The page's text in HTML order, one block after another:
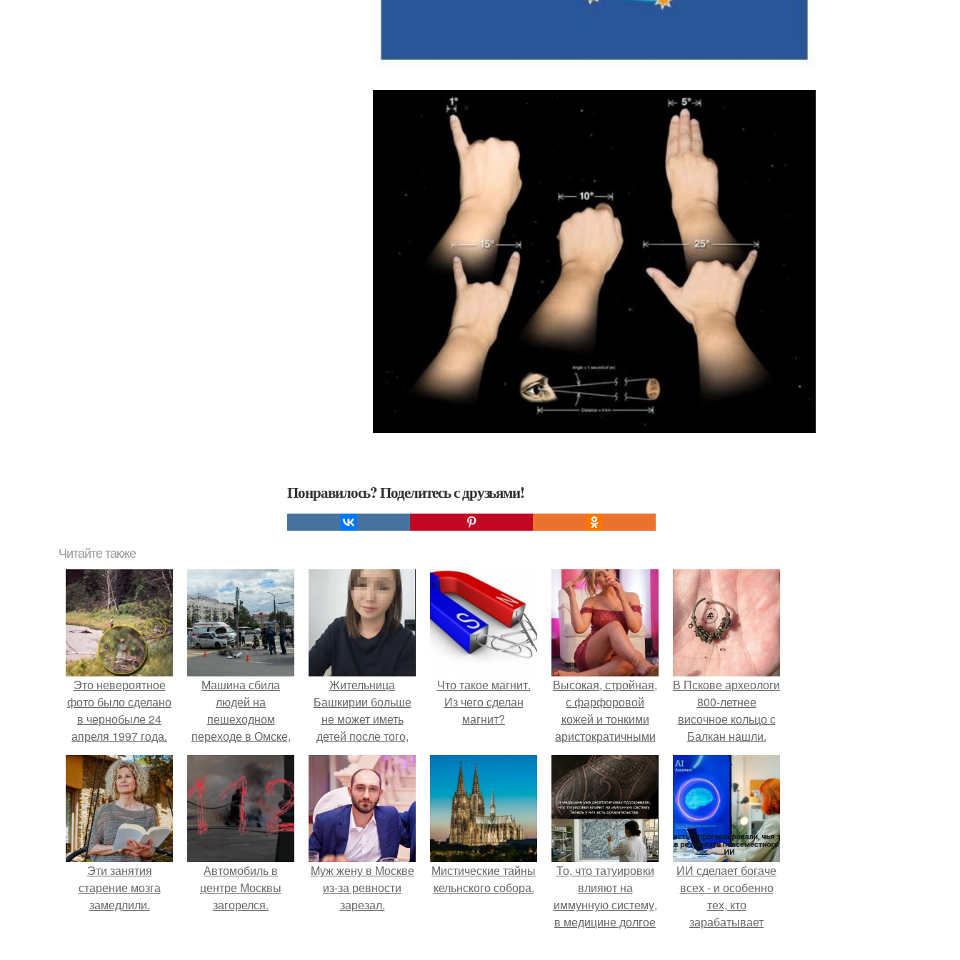
Понравилось? Поделитесь с друзьями!
Читайте также
Это невероятное
фото было сделано
в чернобыле 24
апреля 1997 года.
Машина сбила
людей на
пешеходном
переходе в Омске,
пострадали 8
человек.
Жительница
Башкирии больше
не может иметь
детей после того,
как медики сделали
ей аборт на шестом
месяце
беременности и
оставили в матке
плаценту.
Что такое магнит.
Из чего сделан
магнит?
Высокая, стройная,
с фарфоровой
кожей и тонкими
аристократичными
чертами, эль
выглядит так, будто
сошла с полотна
художника.
В Пскове археологи
800-летнее
височное кольцо с
Балкан нашли.
Эти занятия
старение мозга
замедлили.
Автомобиль в
центре Москвы
загорелся.
Mуж жену в Москве
из-за ревности
зарезал.
Мистические тайны
кельнского собора.
То, что татуировки
влияют на
иммунную систему,
в медицине долгое
ИИ сделает богаче
всех - и особенно
тех, кто
зарабатывает